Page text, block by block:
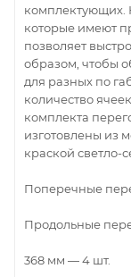
комплектующих.
которые имеют
позволяет
образом, чтобы
для разных по
количество
комплекта
изготовлены из
краской светло-
Поперечные
Продольные
368 мм — 4 шт.